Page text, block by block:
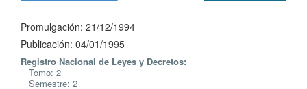
Promulgación: 21/12/1994
Publicación: 04/01/1995
Registro Nacional de Leyes y Decretos:
Tomo: 2
Semestre: 2